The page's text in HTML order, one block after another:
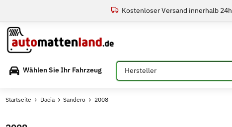
Kostenloser Versand innerhalb 24h
Wählen Sie Ihr Fahrzeug Bitte auswählen
Startseite Dacia Sandero 2008